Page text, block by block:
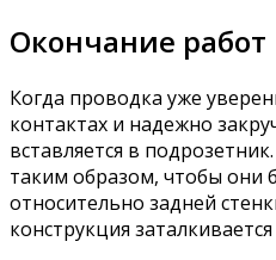
Окончание работ
Когда проводка уже
контактах и надежно
вставляется в
таким образом, чтобы они
относительно задней
конструкция